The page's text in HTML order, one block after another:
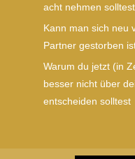
acht nehmen solltest
Kann man sich neu
Partner gestorben
Warum du jetzt (in
besser nicht über
entscheiden solltest